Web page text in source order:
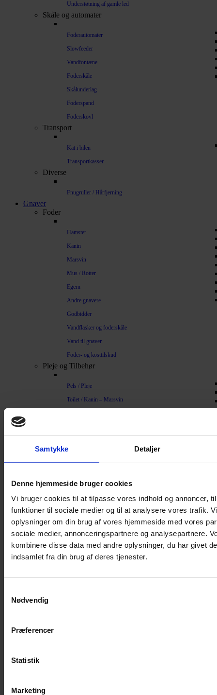
Samtykke Detaljer
Denne hjemmeside bruger cookies
Vi bruger cookies til at tilpasse vores indhold og annoncer,
funktioner til sociale medier og til at analysere vores trafik.
oplysninger om din brug af vores hjemmeside med vores
sociale medier, annonceringspartnere og analysepartnere.
kombinere disse data med andre oplysninger, du har givet
indsamlet fra din brug af deres tjenester.
Nødvendig
Præferencer
Statistik
Marketing
Understøtning af gamle led
Skåle og automater
Foderautomater
Slowfeeder
Vandfontæne
Foderskåle
Skålunderlag
Foderspand
Foderskovl
Transport
Kat i bilen
Transportkasser
Diverse
Fnugruller / Hårfjerning
Gnaver
Foder
Hamster
Kanin
Marsvin
Mus / Rotter
Egern
Andre gnavere
Godbidder
Vandflasker og foderskåle
Vand til gnaver
Foder- og kosttilskud
Pleje og Tilbehør
Pels / Pleje
Toilet / Kanin – Marsvin
Bure
Hamsterbur
Kaninbur
Rottebur
Marsvinebur
Overdækning løbegård